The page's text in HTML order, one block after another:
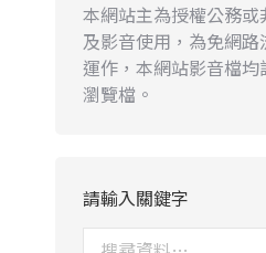
本網站主為授權公務或
及影音使用，為免網
運作，本網站影音檔
瀏覽檔。
請輸入關鍵字